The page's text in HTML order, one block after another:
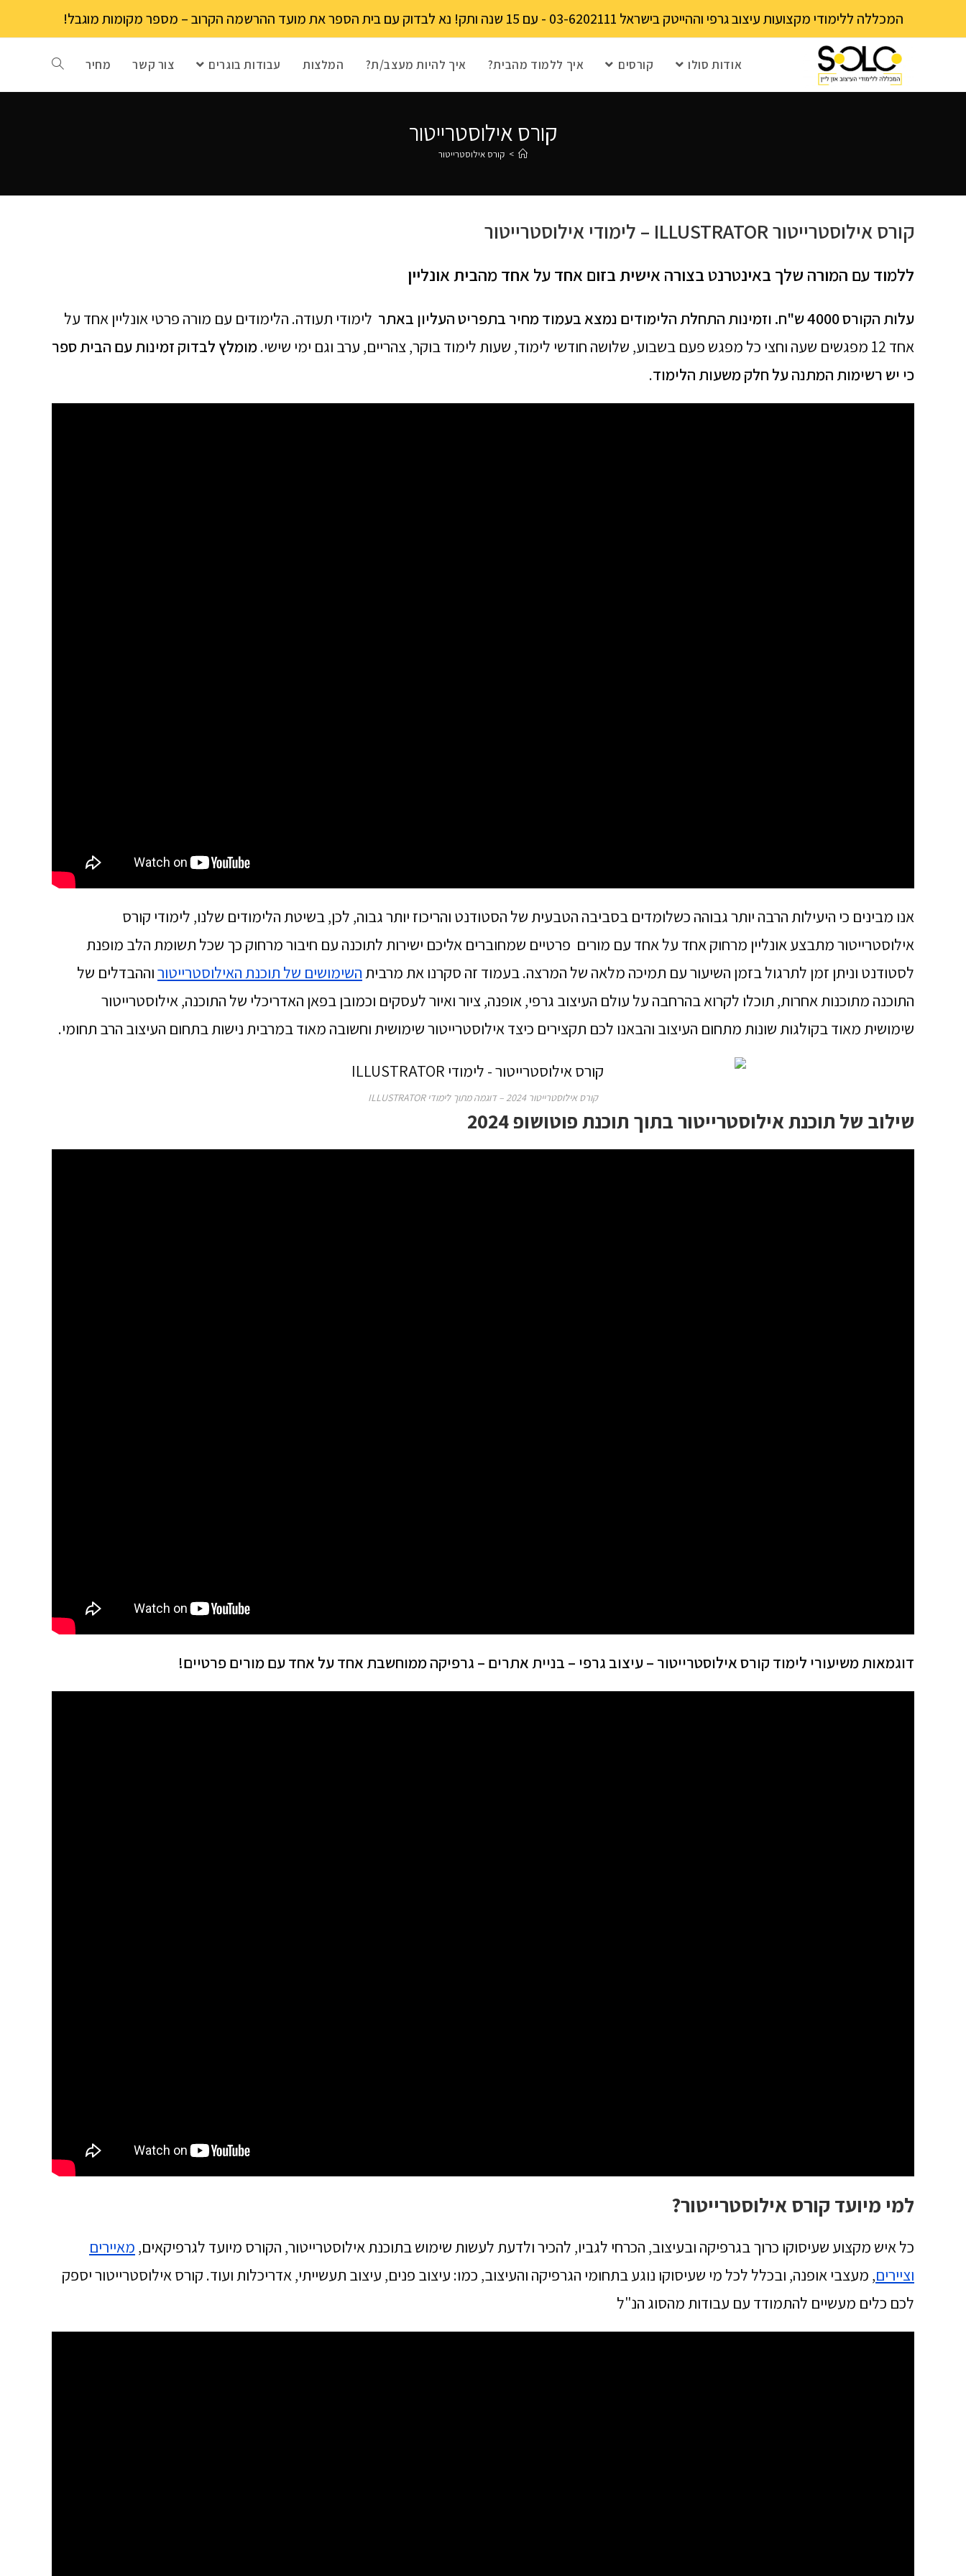
המכללה ללימודי מקצועות עיצוב גרפי וההייטק בישראל 03-6202111 - עם 15 שנה ותק! נא לבדוק עם בית הספר את מועד ההרשמה הקרוב – מספר מקומות מוגבל!
אודות סולו קורסים איך ללמוד מהבית? איך להיות מעצב/ת? המלצות עבודות בוגרים צור קשר מחיר
קורס אילוסטרייטור
> קורס אילוסטרייטור
קורס אילוסטרייטור ILLUSTRATOR – לימודי אילוסטרייטור
ללמוד עם המורה שלך באינטרנט בצורה אישית בזום אחד על אחד מהבית אונליין
עלות הקורס 4000 ש"ח. וזמינות התחלת הלימודים נמצא בעמוד מחיר בתפריט העליון באתר
לימודי תעודה. הלימודים עם מורה פרטי אונליין אחד על
אחד 12 מפגשים שעה וחצי כל מפגש פעם בשבוע, שלושה חודשי לימוד, שעות לימוד בוקר, צהריים, ערב וגם ימי שישי.
מומלץ לבדוק זמינות עם הבית ספר
כי יש רשימות המתנה על חלק משעות הלימוד.
אנו מבינים כי היעילות הרבה יותר גבוהה כשלומדים בסביבה הטבעית של הסטודנט והריכוז יותר גבוה, לכן, בשיטת הלימודים שלנו, לימודי קורס
אילוסטרייטור מתבצע אונליין מרחוק אחד על אחד עם מורים פרטיים שמחוברים אליכם ישירות לתוכנה עם חיבור מרחוק כך שכל תשומת הלב מופנת
לסטודנט וניתן זמן לתרגול בזמן השיעור עם תמיכה מלאה של המרצה. בעמוד זה סקרנו את מרביתהשימושים של תוכנת האילוסטרייטורוההבדלים של
התוכנה מתוכנות אחרות, תוכלו לקרוא בהרחבה על עולם העיצוב גרפי, אופנה, ציור ואיור לעסקים וכמובן בפאן האדריכלי של התוכנה, אילוסטרייטור
שימושית מאוד בקולגות שונות מתחום העיצוב והבאנו לכם תקצירים כיצד אילוסטרייטור שימושית וחשובה מאוד במרבית נישות בתחום העיצוב הרב תחומי.
קורס אילוסטרייטור 2024 – דוגמה מתוך לימודי ILLUSTRATOR
שילוב של תוכנת אילוסטרייטור בתוך תוכנת פוטושופ 2024
דוגמאות משיעורי לימוד קורס אילוסטרייטור – עיצוב גרפי – בניית אתרים – גרפיקה ממוחשבת אחד על אחד עם מורים פרטיים!
למי מיועד קורס אילוסטרייטור?
כל איש מקצוע שעיסוקו כרוך בגרפיקה ובעיצוב, הכרחי לגביו, להכיר ולדעת לעשות שימוש בתוכנת אילוסטרייטור, הקורס מיועד לגרפיקאים, מאיירים
וציירים, מעצבי אופנה, ובכלל לכל מי שעיסוקו נוגע בתחומי הגרפיקה והעיצוב, כמו: עיצוב פנים, עיצוב תעשייתי, אדריכלות ועוד. קורס אילוסטרייטור יספק
לכם כלים מעשיים להתמודד עם עבודות מהסוג הנ"ל